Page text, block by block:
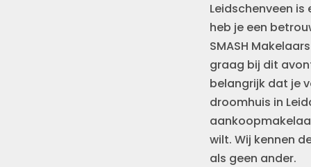
Leidschenveen
heb je een
SMASH
graag bij dit
belangrijk dat je
droomhuis in
wilt. Wij kennen
als geen ander.